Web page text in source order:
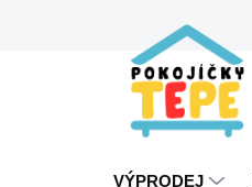
VÝPRODEJ